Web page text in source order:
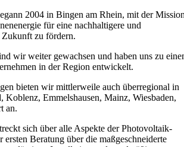
2004 in Bingen am Rhein, mit der
für eine nachhaltigere und
zu fördern.
wir weiter gewachsen und haben uns zu
in der Region entwickelt.
bieten wir mittlerweile auch überregional in
Koblenz, Emmelshausen, Mainz, Wiesbaden,
an.
sich über alle Aspekte der Photovoltaik-
ersten Beratung über die maßgeschneiderte